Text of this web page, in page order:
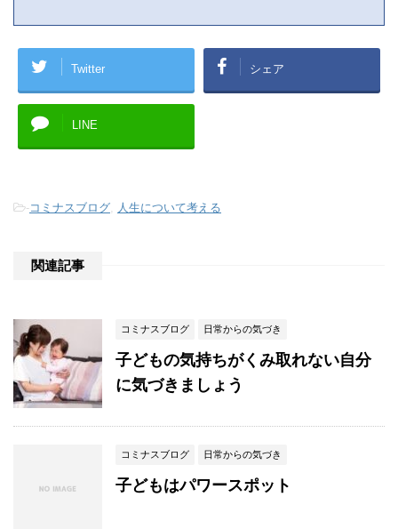
Twitter シェア
LINE
-コミナスブログ 人生について考える
関連記事
コミナスブログ 日常からの気づき
子どもの気持ちがくみ取れない自分
に気づきましょう
コミナスブログ 日常からの気づき
子どもはパワースポット